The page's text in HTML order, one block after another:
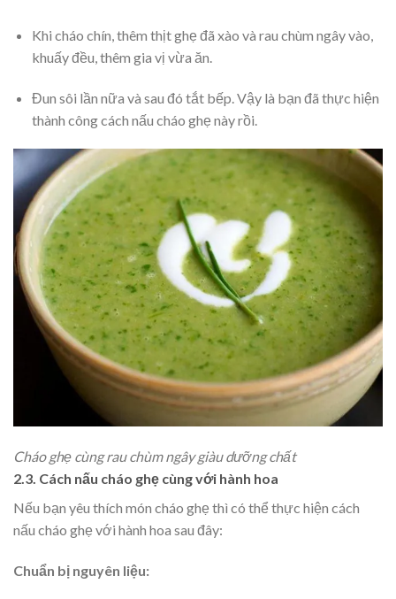
Khi cháo chín, thêm thịt ghẹ đã xào và rau chùm ngây vào,
khuấy đều, thêm gia vị vừa ăn.
Đun sôi lần nữa và sau đó tắt bếp. Vậy là bạn đã thực hiện
thành côngcách nấu cháo ghẹ này rồi.
Cháo ghẹ cùng rau chùm ngây giàu dưỡng chất
2.3. Cách nấu cháo ghẹ cùng với hành hoa
Nếu bạn yêu thích món cháo ghẹ thì có thể thực hiện cách
nấu cháo ghẹ với hành hoa sau đây:
Chuẩn bị nguyên liệu: